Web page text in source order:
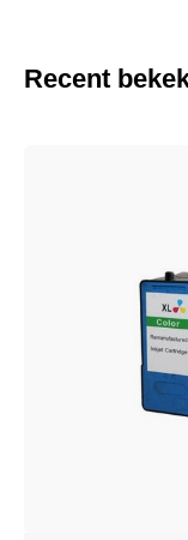
Recent